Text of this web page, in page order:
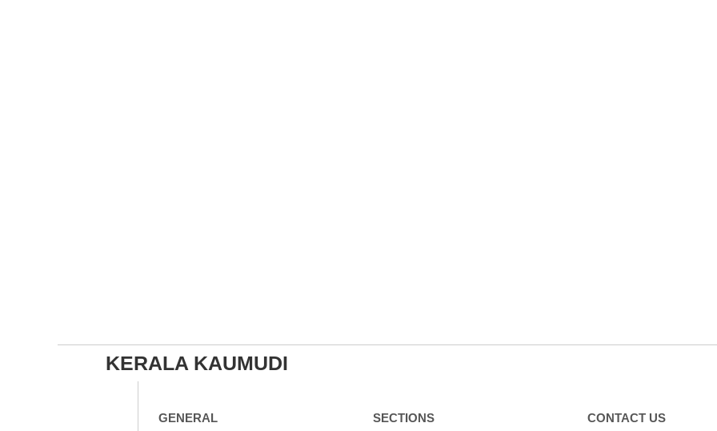
KERALA KAUMUDI
GENERAL SECTIONS CONTACT US